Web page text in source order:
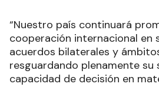
“Nuestro país continuará
cooperación internacional en
acuerdos bilaterales y
resguardando plenamente su
capacidad de decisión en